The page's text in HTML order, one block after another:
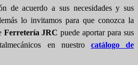
de acuerdo a sus necesidades y sus
lo invitamos para que conozca la
Ferretería JRC puede aportar para sus
en nuestro catálogo de